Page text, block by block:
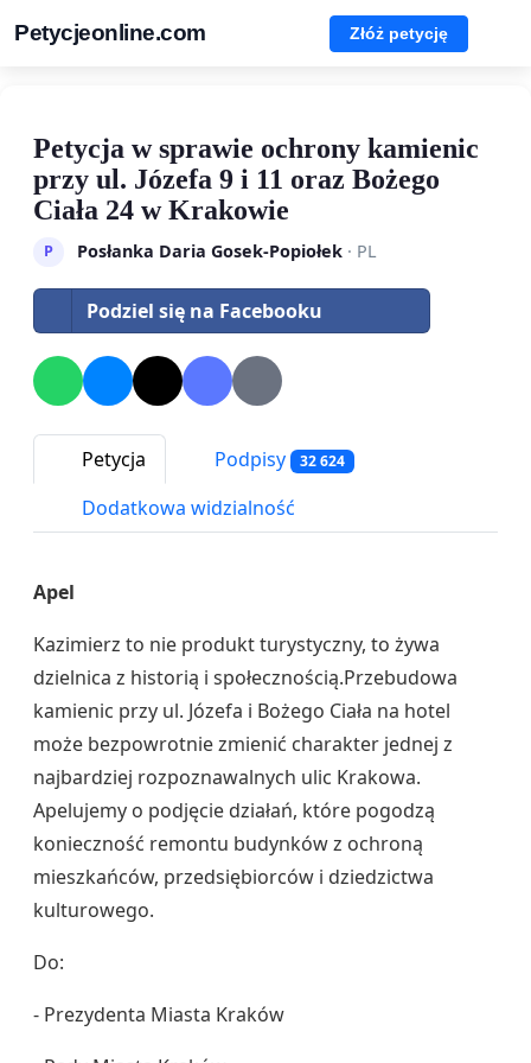
Petycjeonline.com Złóż petycję
Petycja w sprawie ochrony kamienic
przy ul. Józefa 9 i 11 oraz Bożego
Ciała 24 w Krakowie
P Posłanka Daria Gosek-Popiołek· PL
Podziel się na Facebooku
Petycja Podpisy 32 624
Dodatkowa widzialność
Apel
Kazimierz to nie produkt turystyczny, to żywa
dzielnica z historią i społecznością.Przebudowa
kamienic przy ul. Józefa i Bożego Ciała na hotel
może bezpowrotnie zmienić charakter jednej z
najbardziej rozpoznawalnych ulic Krakowa.
Apelujemy o podjęcie działań, które pogodzą
konieczność remontu budynków z ochroną
mieszkańców, przedsiębiorców i dziedzictwa
kulturowego.
Do:
- Prezydenta Miasta Kraków